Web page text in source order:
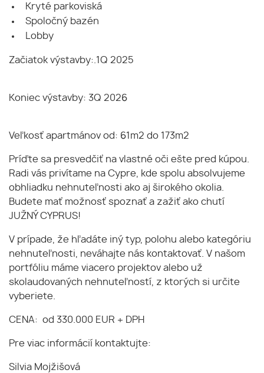
Kryté parkoviská
Spoločný bazén
Lobby
Začiatok výstavby:.1Q 2025
Koniec výstavby: 3Q 2026
Veľkosť apartmánov od: 61m2 do 173m2
Príďte sa presvedčiť na vlastné oči ešte pred kúpou.
Radi vás privítame na Cypre, kde spolu absolvujeme
obhliadku nehnuteľnosti ako aj širokého okolia.
Budete mať možnosť spoznať a zažiť ako chutí
JUŽNÝ CYPRUS!
V prípade, že hľadáte iný typ, polohu alebo kategóriu
nehnuteľnosti, neváhajte nás kontaktovať. V našom
portfóliu máme viacero projektov alebo už
skolaudovaných nehnuteľností, z ktorých si určite
vyberiete.
CENA: od 330.000 EUR + DPH
Pre viac informácií kontaktujte:
Silvia Mojžišová